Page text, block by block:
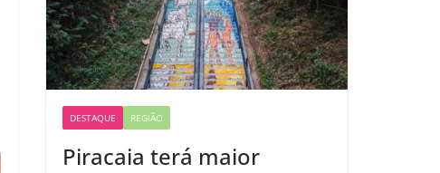
DESTAQUE REGIÃO
Piracaia terá maior